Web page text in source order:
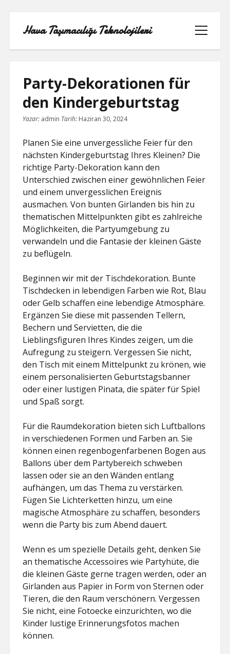
Hava Taşımacılığı Teknolojileri
menüyü
aç
LINKEDIN BEĞENI ATMA HILESI
BEDAVA
LISTE
SAYFA LISTESI
TWITTER GIZLI PORNOLAR
ÜCRETSIZ ŞIFRESIZ YOUTUBE BEĞENI
HILESI
Party-Dekorationen für
den Kindergeburtstag
Yazar: admin Tarih: Haziran 30, 2024
Planen Sie eine unvergessliche Feier für den
nächsten Kindergeburtstag Ihres Kleinen? Die
richtige Party-Dekoration kann den
Unterschied zwischen einer gewöhnlichen Feier
und einem unvergesslichen Ereignis
ausmachen. Von bunten Girlanden bis hin zu
thematischen Mittelpunkten gibt es zahlreiche
Möglichkeiten, die Partyumgebung zu
verwandeln und die Fantasie der kleinen Gäste
zu beflügeln.
Beginnen wir mit der Tischdekoration. Bunte
Tischdecken in lebendigen Farben wie Rot, Blau
oder Gelb schaffen eine lebendige Atmosphäre.
Ergänzen Sie diese mit passenden Tellern,
Bechern und Servietten, die die
Lieblingsfiguren Ihres Kindes zeigen, um die
Aufregung zu steigern. Vergessen Sie nicht,
den Tisch mit einem Mittelpunkt zu krönen, wie
einem personalisierten Geburtstagsbanner
oder einer lustigen Pinata, die später für Spiel
und Spaß sorgt.
Für die Raumdekoration bieten sich Luftballons
in verschiedenen Formen und Farben an. Sie
können einen regenbogenfarbenen Bogen aus
Ballons über dem Partybereich schweben
lassen oder sie an den Wänden entlang
aufhängen, um das Thema zu verstärken.
Fügen Sie Lichterketten hinzu, um eine
magische Atmosphäre zu schaffen, besonders
wenn die Party bis zum Abend dauert.
Wenn es um spezielle Details geht, denken Sie
an thematische Accessoires wie Partyhüte, die
die kleinen Gäste gerne tragen werden, oder an
Girlanden aus Papier in Form von Sternen oder
Tieren, die den Raum verschönern. Vergessen
Sie nicht, eine Fotoecke einzurichten, wo die
Kinder lustige Erinnerungsfotos machen
können.